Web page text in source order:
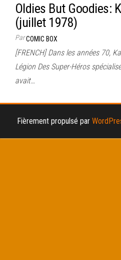
Oldies But Goodies:
(juillet 1978)
ParCOMIC BOX
[FRENCH] Dans les années 70,
Légion Des Super-Héros
avait…
Fièrement propulsé par